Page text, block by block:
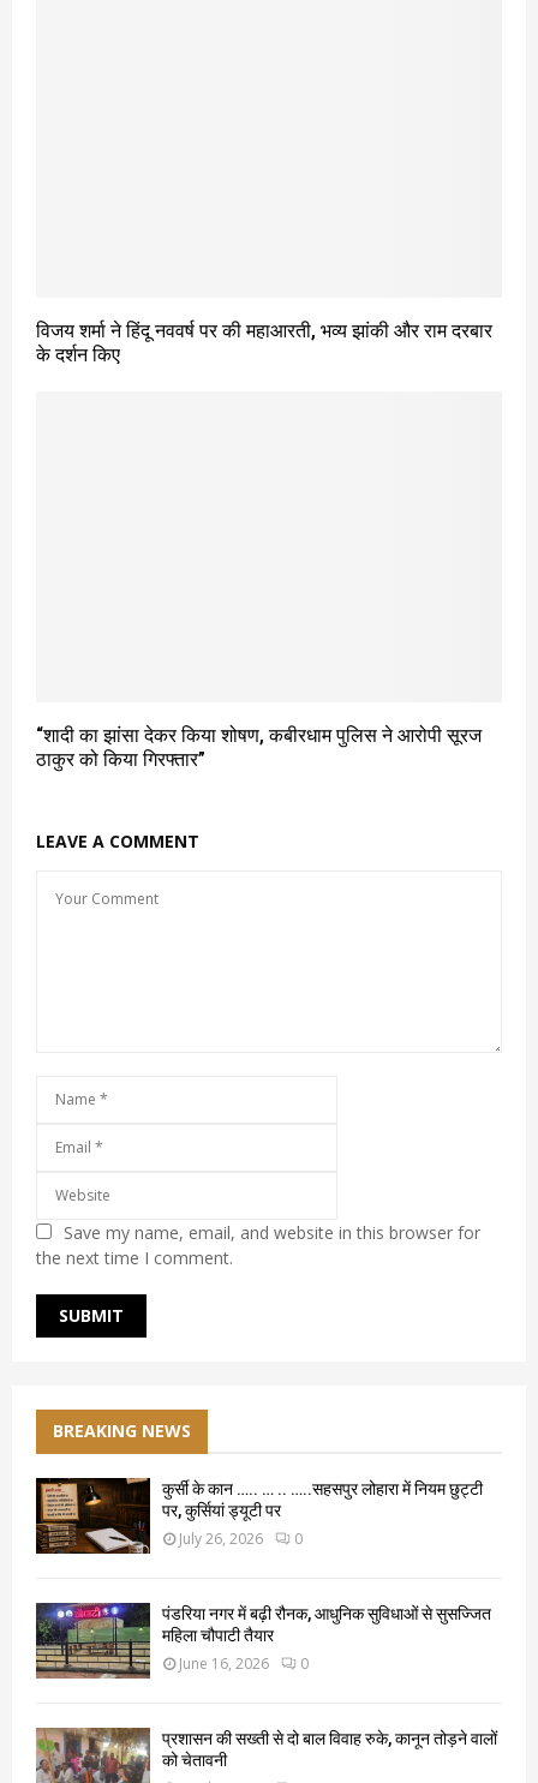
विजय शर्मा ने हिंदू नववर्ष पर की महाआरती, भव्य झांकी और राम दरबार
के दर्शन किए
“शादी का झांसा देकर किया शोषण, कबीरधाम पुलिस ने आरोपी सूरज
ठाकुर को किया गिरफ्तार”
LEAVE A COMMENT
Save my name, email, and website in this browser for
the next time I comment.
BREAKING NEWS
कुर्सी के कान ….. … .. …..सहसपुर लोहारा में नियम छुट्टी
पर, कुर्सियां ड्यूटी पर
July 26, 2026 0
पंडरिया नगर में बढ़ी रौनक, आधुनिक सुविधाओं से सुसज्जित
महिला चौपाटी तैयार
June 16, 2026 0
प्रशासन की सख्ती से दो बाल विवाह रुके, कानून तोड़ने वालों
को चेतावनी